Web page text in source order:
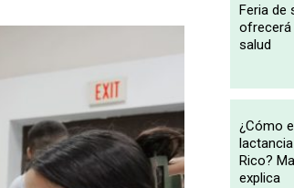
Feria de
ofrecerá
salud
¿Cómo
Rico?
explica